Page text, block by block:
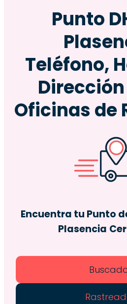
Punto
Teléfono,
Oficinas de
Encuentra tu Punto
Plasencia